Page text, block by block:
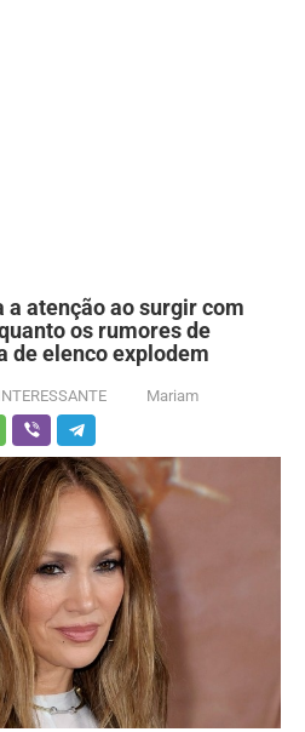
atenção ao surgir com
os rumores de
de elenco explodem
Mariam